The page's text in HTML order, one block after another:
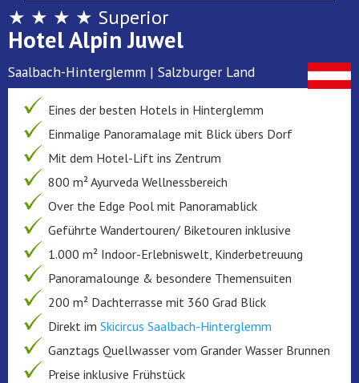
★ ★ ★ ★ Superior
Hotel Alpin Juwel
Saalbach-Hinterglemm | Salzburger Land
Eines der besten Hotels in Hinterglemm
Einmalige Panoramalage mit Blick übers Dorf
Mit dem Hotel-Lift ins Zentrum
800 m² Ayurveda Wellnessbereich
Over the Edge Pool mit Panoramablick
Geführte Wandertouren/ Biketouren inklusive
1.000 m² Indoor-Erlebniswelt, Kinderbetreuung
Panoramalounge & besondere Themensuiten
200 m² Dachterrasse mit 360 Grad Blick
Direkt im Skicircus Saalbach-Hinterglemm
Ganztags Quellwasser vom Grander Wasser Brunnen
Preise inklusive Frühstück